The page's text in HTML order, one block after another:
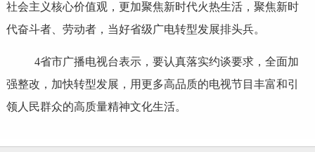
社会主义核心价值观，更加聚焦新时代火热生活，聚焦新时
代奋斗者、劳动者，当好省级广电转型发展排头兵。
4省市广播电视台表示，要认真落实约谈要求，全面加
强整改，加快转型发展，用更多高品质的电视节目丰富和引
领人民群众的高质量精神文化生活。